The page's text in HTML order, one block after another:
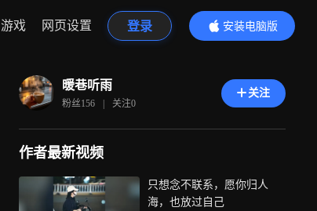
游戏 网页设置 登录
安装电脑版
内容更精彩
暖巷听雨
粉丝156 | 关注0
关注
作者最新视频
只想念不联系，愿你归人
海，也放过自己